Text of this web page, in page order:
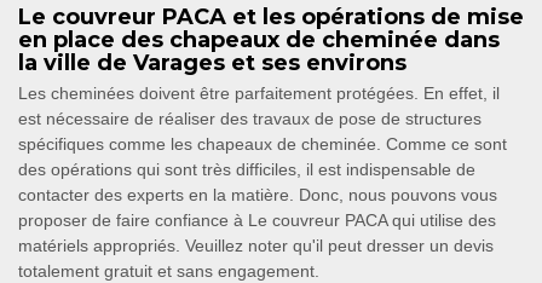
Le couvreur PACA et les opérations de mise
en place des chapeaux de cheminée dans
la ville de Varages et ses environs
Les cheminées doivent être parfaitement protégées. En effet, il
est nécessaire de réaliser des travaux de pose de structures
spécifiques comme les chapeaux de cheminée. Comme ce sont
des opérations qui sont très difficiles, il est indispensable de
contacter des experts en la matière. Donc, nous pouvons vous
proposer de faire confiance à Le couvreur PACA qui utilise des
matériels appropriés. Veuillez noter qu'il peut dresser un devis
totalement gratuit et sans engagement.